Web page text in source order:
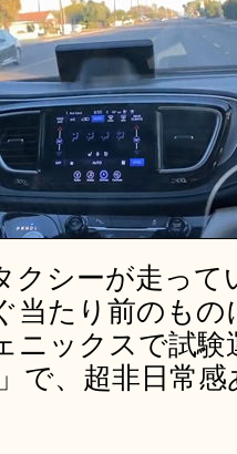
クシーが走っ
当たり前のも
ニックスで試
で、超非日常